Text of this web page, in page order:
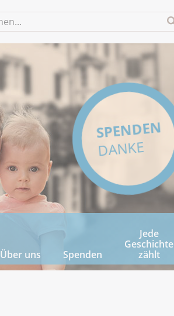
SPENDEN
DANKE
Über uns Spenden
Jede
Geschichte
zählt